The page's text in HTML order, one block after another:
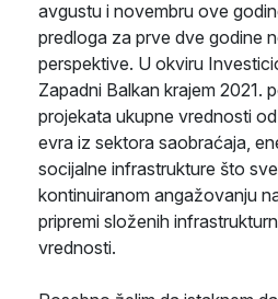
avgustu i novembru ove
predloga za prve dve godine
perspektive. U okviru
Zapadni Balkan krajem 2021.
projekata ukupne vrednosti
evra iz sektora saobraćaja,
socijalne infrastrukture što
kontinuiranom angažovanju
pripremi složenih
vrednosti.